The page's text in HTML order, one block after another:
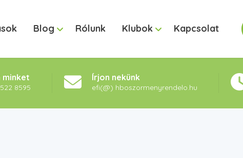
Blog Rólunk Klubok Kapcsolat
minket
8595
Írjon nekünk
efi(@) hboszormenyrendelo.hu